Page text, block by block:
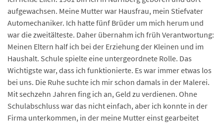
aufgewachsen. Meine Mutter war Hausfrau, mein Stiefvater
Automechaniker. Ich hatte fünf Brüder um mich herum und
war die zweitälteste. Daher übernahm ich früh Verantwortung:
Meinen Eltern half ich bei der Erziehung der Kleinen und im
Haushalt. Schule spielte eine untergeordnete Rolle. Das
Wichtigste war, dass ich funktionierte. Es war immer etwas los
bei uns. Die Ruhe suchte ich mir schon damals in der Malerei.
Mit sechzehn Jahren fing ich an, Geld zu verdienen. Ohne
Schulabschluss war das nicht einfach, aber ich konnte in der
Firma unterkommen, in der meine Mutter einst gearbeitet